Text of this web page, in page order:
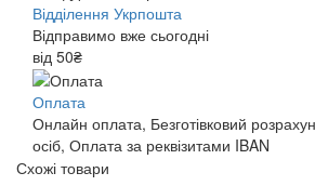
Відділення Укрпошта
Відправимо вже сьогодні
від 50₴
Оплата
Онлайн оплата, Безготівковий
осіб, Оплата за реквізитами IBAN
Схожі товари